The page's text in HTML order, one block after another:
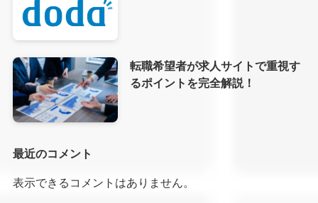
転職希望者が求人サイトで重視す
るポイントを完全解説！
最近のコメント
表示できるコメントはありません。